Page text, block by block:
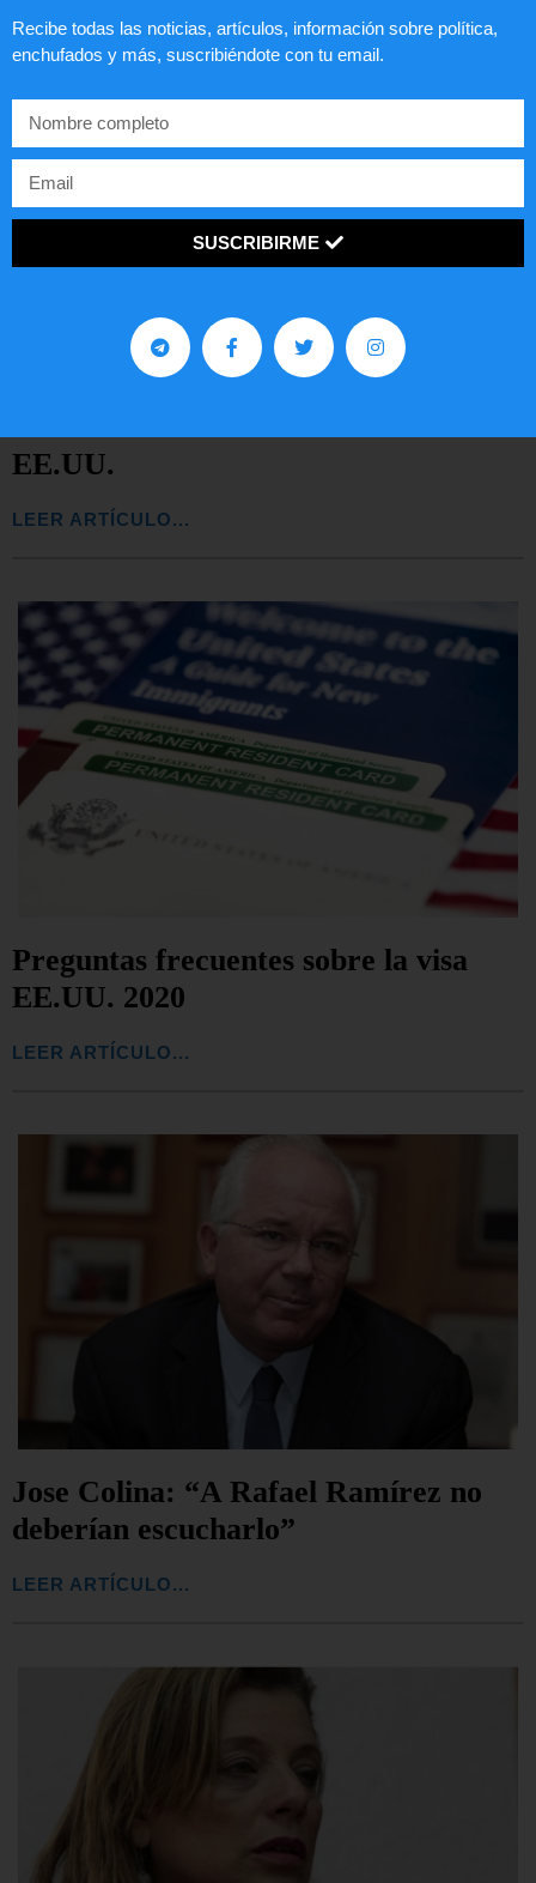
EE.UU.
LEER ARTÍCULO...
Preguntas frecuentes sobre la visa
EE.UU. 2020
LEER ARTÍCULO...
Jose Colina: “A Rafael Ramírez no
deberían escucharlo”
LEER ARTÍCULO...
Recibe todas las noticias, artículos, información sobre política,
enchufados y más, suscribiéndote con tu email.
SUSCRIBIRME